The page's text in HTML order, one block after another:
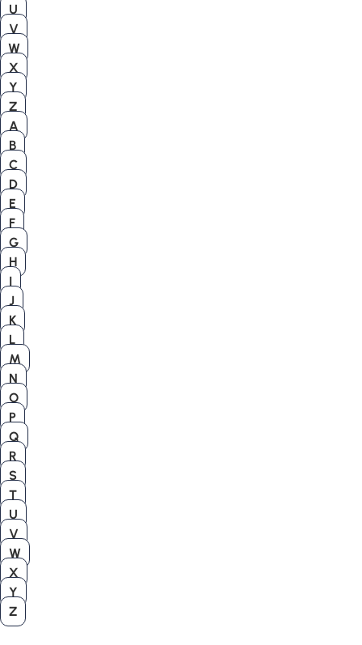
U
V
W
X
Y
Z
A
B
C
D
E
F
G
H
I
J
K
L
M
N
O
P
Q
R
S
T
U
V
W
X
Y
Z